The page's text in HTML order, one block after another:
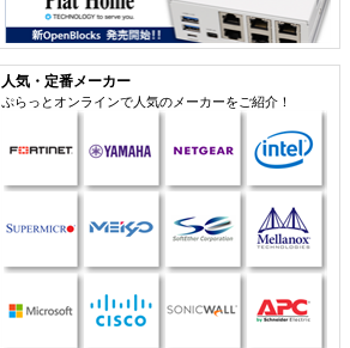
人気・定番メーカー
ぷらっとオンラインで人気のメーカーをご紹介！